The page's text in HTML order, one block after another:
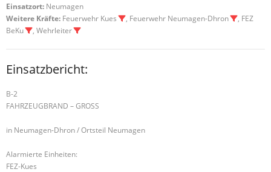
Einsatzort: Neumagen
Weitere Kräfte: Feuerwehr Kues , Feuerwehr Neumagen-Dhron
, FEZ
BeKu
, Wehrleiter
Einsatzbericht:
B-2
FAHRZEUGBRAND – GROSS
in Neumagen-Dhron / Ortsteil Neumagen
Alarmierte Einheiten:
FEZ-Kues